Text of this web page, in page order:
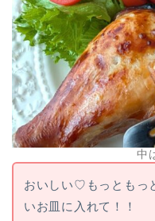
中
おいしい♡もっともっ
いお皿に入れて！！